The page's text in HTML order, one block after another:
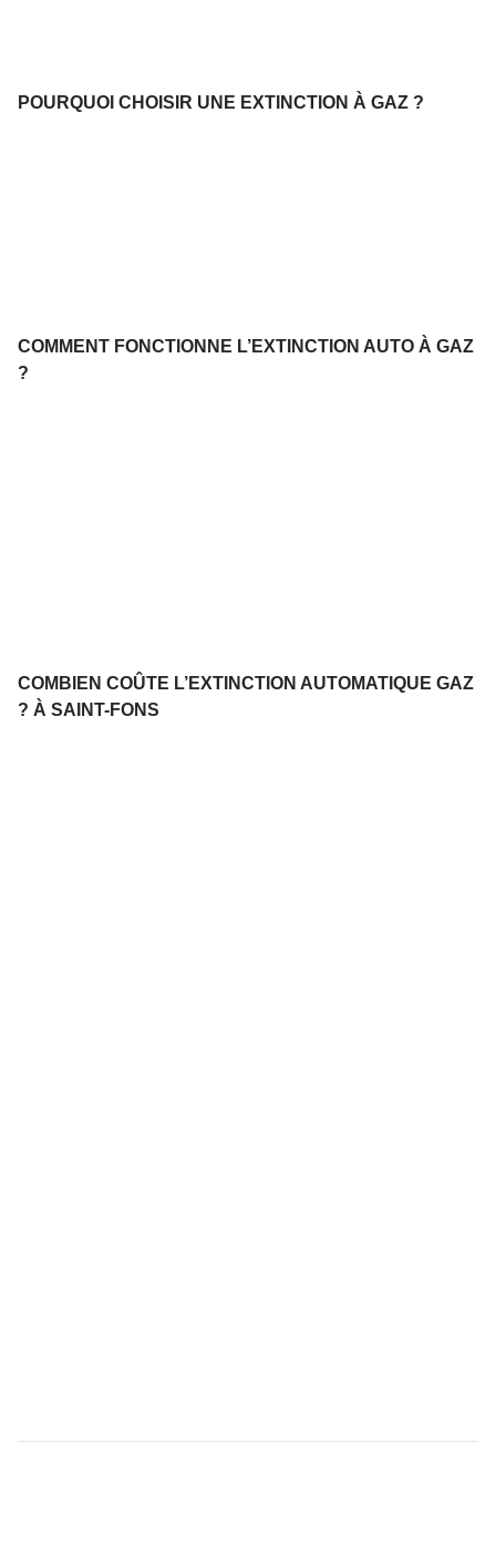
POURQUOI CHOISIR UNE EXTINCTION À GAZ ?
COMMENT FONCTIONNE L’EXTINCTION AUTO À GAZ
?
COMBIEN COÛTE L’EXTINCTION AUTOMATIQUE GAZ
? À SAINT-FONS